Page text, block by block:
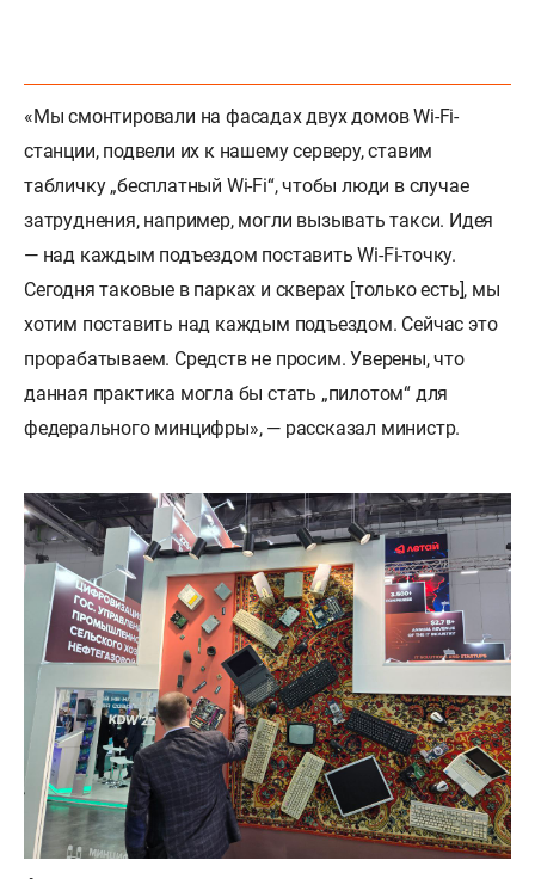
«Мы смонтировали на фасадах двух домов Wi-Fi-
станции, подвели их к нашему серверу, ставим
табличку „бесплатный Wi-Fi“, чтобы люди в случае
затруднения, например, могли вызывать такси. Идея
— над каждым подъездом поставить Wi-Fi-точку.
Сегодня таковые в парках и скверах [только есть], мы
хотим поставить над каждым подъездом. Сейчас это
прорабатываем. Средств не просим. Уверены, что
данная практика могла бы стать „пилотом“ для
федерального минцифры», — рассказал министр.